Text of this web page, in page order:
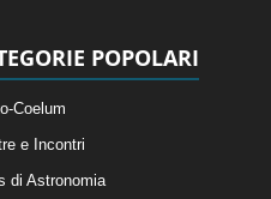
POPOLARI
Coelum
e Incontri
di Astronomia